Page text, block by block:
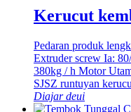
Kerucut
Pedaran produk
Extruder screw Ia:
380kg / h Motor
SJSZ runtuyan
Diajar deui